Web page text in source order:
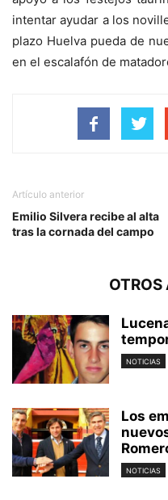
intentar ayudar a los
plazo Huelva pueda de
en el escalafón de
Artículo anterior
Emilio Silvera recibe al alta
tras la cornada del campo
OTROS
NOTICIAS
Los
NOTICIAS